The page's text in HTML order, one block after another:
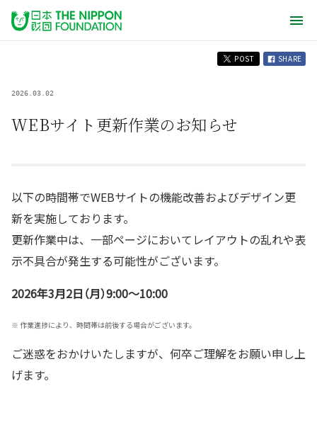
POST SHARE
2026.03.02
WEBサイト更新作業のお知らせ
以下の時間帯でWEBサイトの機能改善およびデザイン更
新を実施しております。
更新作業中は、一部ページにおいてレイアウトの乱れや表
示不具合が発生する可能性がございます。
2026年3月2日（月）9:00～10:00
※ 作業進捗により、時間帯は前後する場合がございます。
ご迷惑をおかけいたしますが、何卒ご理解をお願い申し上
げます。